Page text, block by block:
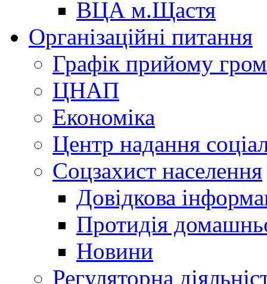
ВЦА м.Щастя
Організаційні питання
Графік прийому
ЦНАП
Економіка
Центр надання
Соцзахист населення
Довідкова
Протидія
Новини
Регуляторна